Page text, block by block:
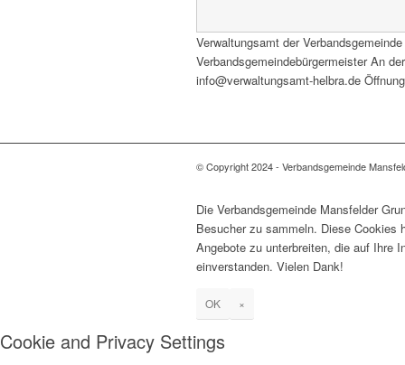
Verwaltungsamt der Verbandsgemeinde
Verbandsgemeindebürgermeister An
info@verwaltungsamt-helbra.de
© Copyright 2024 - Verbandsgemeinde
Die Verbandsgemeinde Mansfelder
Besucher zu sammeln. Diese Cookies
Angebote zu unterbreiten, die auf Ihre
einverstanden. Vielen Dank!
OK ×
Cookie and Privacy Settings